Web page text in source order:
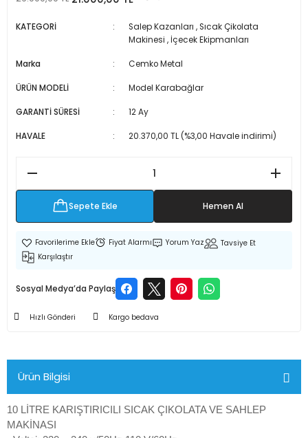
Malzemeleri
Arabaları
Parça
KATEGORİ Salep Kazanları ,Sıcak Çikolata
Makinesi , İçecek Ekipmanları
Marka Cemko Metal
ÜRÜN MODELİ Model Karabağlar
GARANTİ SÜRESİ 12 Ay
HAVALE 20.370,00 TL (%3,00 Havale indirimi)
Sepete Ekle Hemen Al
Fiyat Alarmı Yorum Yaz
Tavsiye Et
Karşılaştır
Sosyal Medya’da Paylaş
Hızlı Gönderi Kargo bedava
Ürün Bilgisi
10 LİTRE KARIŞTIRICILI SICAK ÇIKOLATA VE SAHLEP
MAKİNASI